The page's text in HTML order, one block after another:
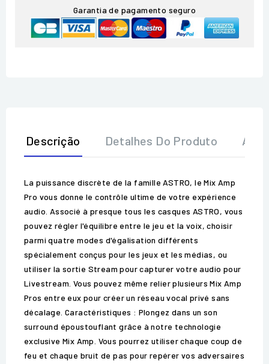
Garantia de pagamento seguro
Descrição Detalhes Do Produto
La puissance discrète de la famille ASTRO, le Mix Amp
Pro vous donne le contrôle ultime de votre expérience
audio. Associé à presque tous les casques ASTRO, vous
pouvez régler l'équilibre entre le jeu et la voix, choisir
parmi quatre modes d'égalisation différents
spécialement conçus pour les jeux et les médias, ou
utiliser la sortie Stream pour capturer votre audio pour
Livestream. Vous pouvez même relier plusieurs Mix Amp
Pros entre eux pour créer un réseau vocal privé sans
décalage. Caractéristiques : Plongez dans un son
surround époustouflant grâce à notre technologie
exclusive Mix Amp. Vous pourrez utiliser chaque coup de
feu et chaque bruit de pas pour repérer vos adversaires